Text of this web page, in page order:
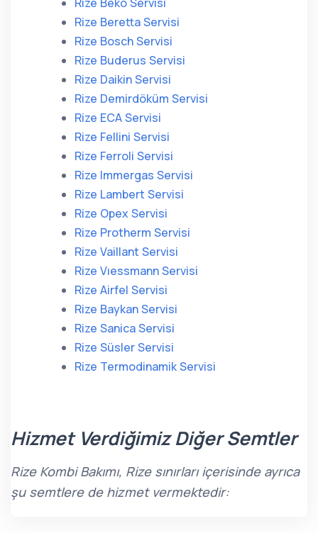
Rize Beretta Servisi
Rize Bosch Servisi
Rize Buderus Servisi
Rize Daikin Servisi
Rize Demirdöküm Servisi
Rize ECA Servisi
Rize Fellini Servisi
Rize Ferroli Servisi
Rize Immergas Servisi
Rize Lambert Servisi
Rize Opex Servisi
Rize Protherm Servisi
Rize Vaillant Servisi
Rize Vıessmann Servisi
Rize Airfel Servisi
Rize Baykan Servisi
Rize Sanica Servisi
Rize Süsler Servisi
Rize Termodinamik Servisi
Hizmet Verdiğimiz Diğer Semtler
Rize Kombi Bakımı, Rize sınırları içerisinde ayrıca
şu semtlere de hizmet vermektedir: